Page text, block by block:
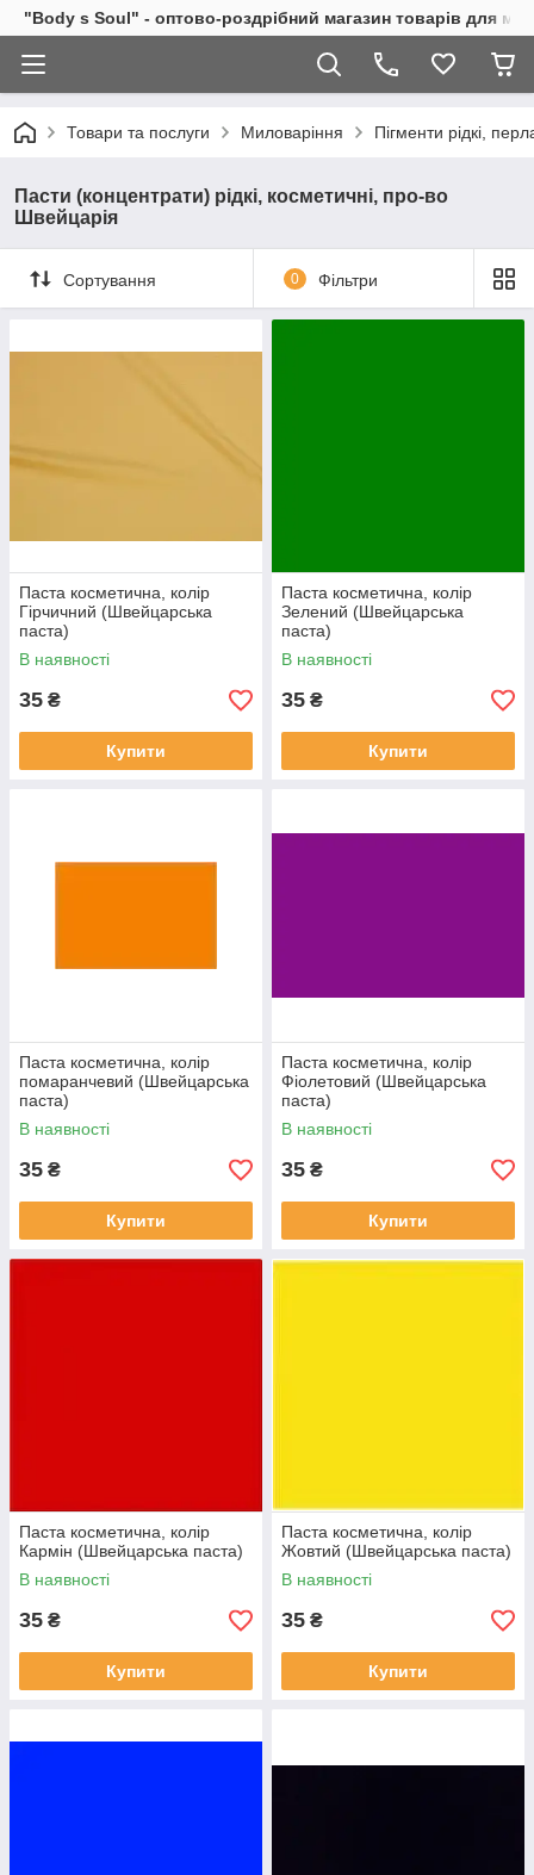
"Body s Soul" - оптово-роздрібний магазин товарів для
Товари та послуги Миловаріння Пігменти рідкі,
Пасти (концентрати) рідкі, косметичні, про-во
Швейцарія
Сортування 0 Фільтри
Паста косметична, колір
Гірчичний (Швейцарська
паста)
В наявності
35 ₴
Купити
Паста косметична, колір
Зелений (Швейцарська
паста)
В наявності
35 ₴
Купити
Паста косметична, колір
помаранчевий (Швейцарська
паста)
В наявності
35 ₴
Купити
Паста косметична, колір
Фіолетовий (Швейцарська
паста)
В наявності
35 ₴
Купити
Паста косметична, колір
Кармін (Швейцарська паста)
В наявності
35 ₴
Купити
Паста косметична, колір
Жовтий (Швейцарська паста)
В наявності
35 ₴
Купити